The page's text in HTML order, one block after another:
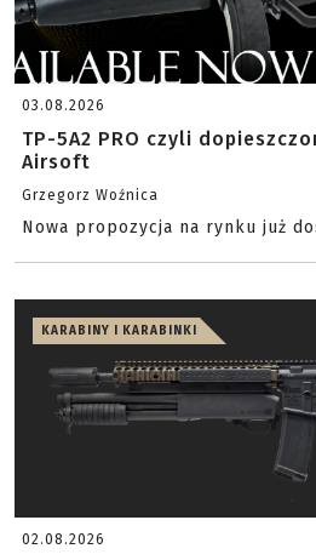
03.08.2026
TP-5A2 PRO czyli
Airsoft
Grzegorz Woźnica
Nowa propozycja na rynku już
KARABINY I KARABINKI
02.08.2026